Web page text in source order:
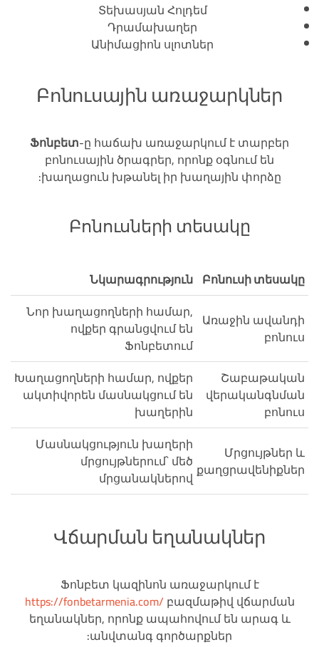
Տեխասյան Հոլդեմ
Դրամախաղեր
Անիմացիոն սլոտներ
Բոնուսային առաջարկներ
Ֆոնբետ-ը հաճախ առաջարկում է տարբեր
բոնուսային ծրագրեր, որոնք օգնում են
խաղացուն խթանել իր խաղային փորձը:
Բոնուսների տեսակը
Բոնուսի տեսակը
Նկարագրություն
Առաջին ավանդի
բոնուս
Նոր խաղացողների համար,
ովքեր գրանցվում են
Ֆոնբետում
Շաբաթական
վերականգնման
բոնուս
Խաղացողների համար, ովքեր
ակտիվորեն մասնակցում են
խաղերին
Մրցույթներ և
քաղցրավենիքներ
Մասնակցություն խաղերի
մրցույթներում՝ մեծ
մրցանակներով
Վճարման եղանակներ
Ֆոնբետ կազինոն առաջարկում է
https://fonbetarmenia.com/ բազմաթիվ վճարման
եղանակներ, որոնք ապահովում են արագ և
անվտանգ գործարքներ: